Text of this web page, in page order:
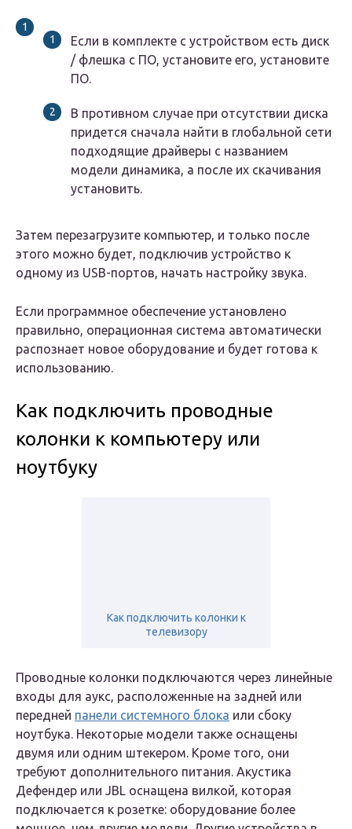
Если в комплекте с устройством есть диск
/ флешка с ПО, установите его, установите
ПО.
В противном случае при отсутствии диска
придется сначала найти в глобальной сети
подходящие драйверы с названием
модели динамика, а после их скачивания
установить.
Затем перезагрузите компьютер, и только после
этого можно будет, подключив устройство к
одному из USB-портов, начать настройку звука.
Если программное обеспечение установлено
правильно, операционная система автоматически
распознает новое оборудование и будет готова к
использованию.
Как подключить проводные
колонки к компьютеру или
ноутбуку
Как подключить колонки к
телевизору
Проводные колонки подключаются через линейные
входы для аукс, расположенные на задней или
передней панели системного блока или сбоку
ноутбука. Некоторые модели также оснащены
двумя или одним штекером. Кроме того, они
требуют дополнительного питания. Акустика
Дефендер или JBL оснащена вилкой, которая
подключается к розетке: оборудование более